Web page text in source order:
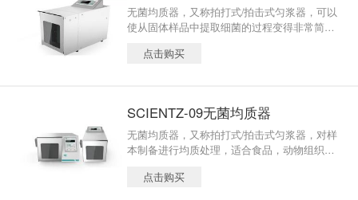
无菌均质器，又称拍打式/拍击式匀浆器，可以
使从固体样品中提取细菌的过程变得非常简
中（ 大可处理样品量达400ml），然后将样品
环境、化妆品及畜牧兽医系统。
点击购买
SCIENTZ-09无菌均质器
无菌均质器，又称拍打式/拍击式匀浆器，对样
本制备进行均质处理，适合食品，动物组织、
系统，拍击板可以轻柔地将样本进行均质，有
点击购买